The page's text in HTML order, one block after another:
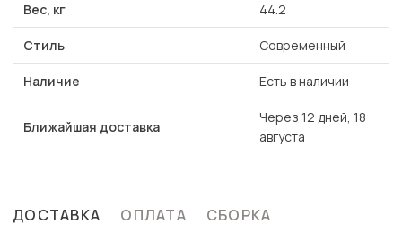
Вес, кг 44.2
Стиль Современный
Наличие Есть в наличии
Ближайшая доставка
Через 12 дней, 18
августа
ДОСТАВКА ОПЛАТА СБОРКА